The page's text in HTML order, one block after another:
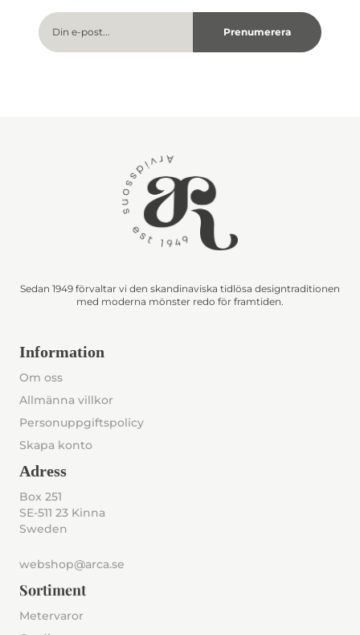
Sedan 1949 förvaltar vi den skandinaviska tidlösa designtraditionen
med moderna mönster redo för framtiden.
Information
Om oss
Allmänna villkor
Personuppgiftspolicy
Skapa konto
Adress
Box 251
SE-511 23 Kinna
Sweden
webshop@arca.se
Sortiment
Metervaror